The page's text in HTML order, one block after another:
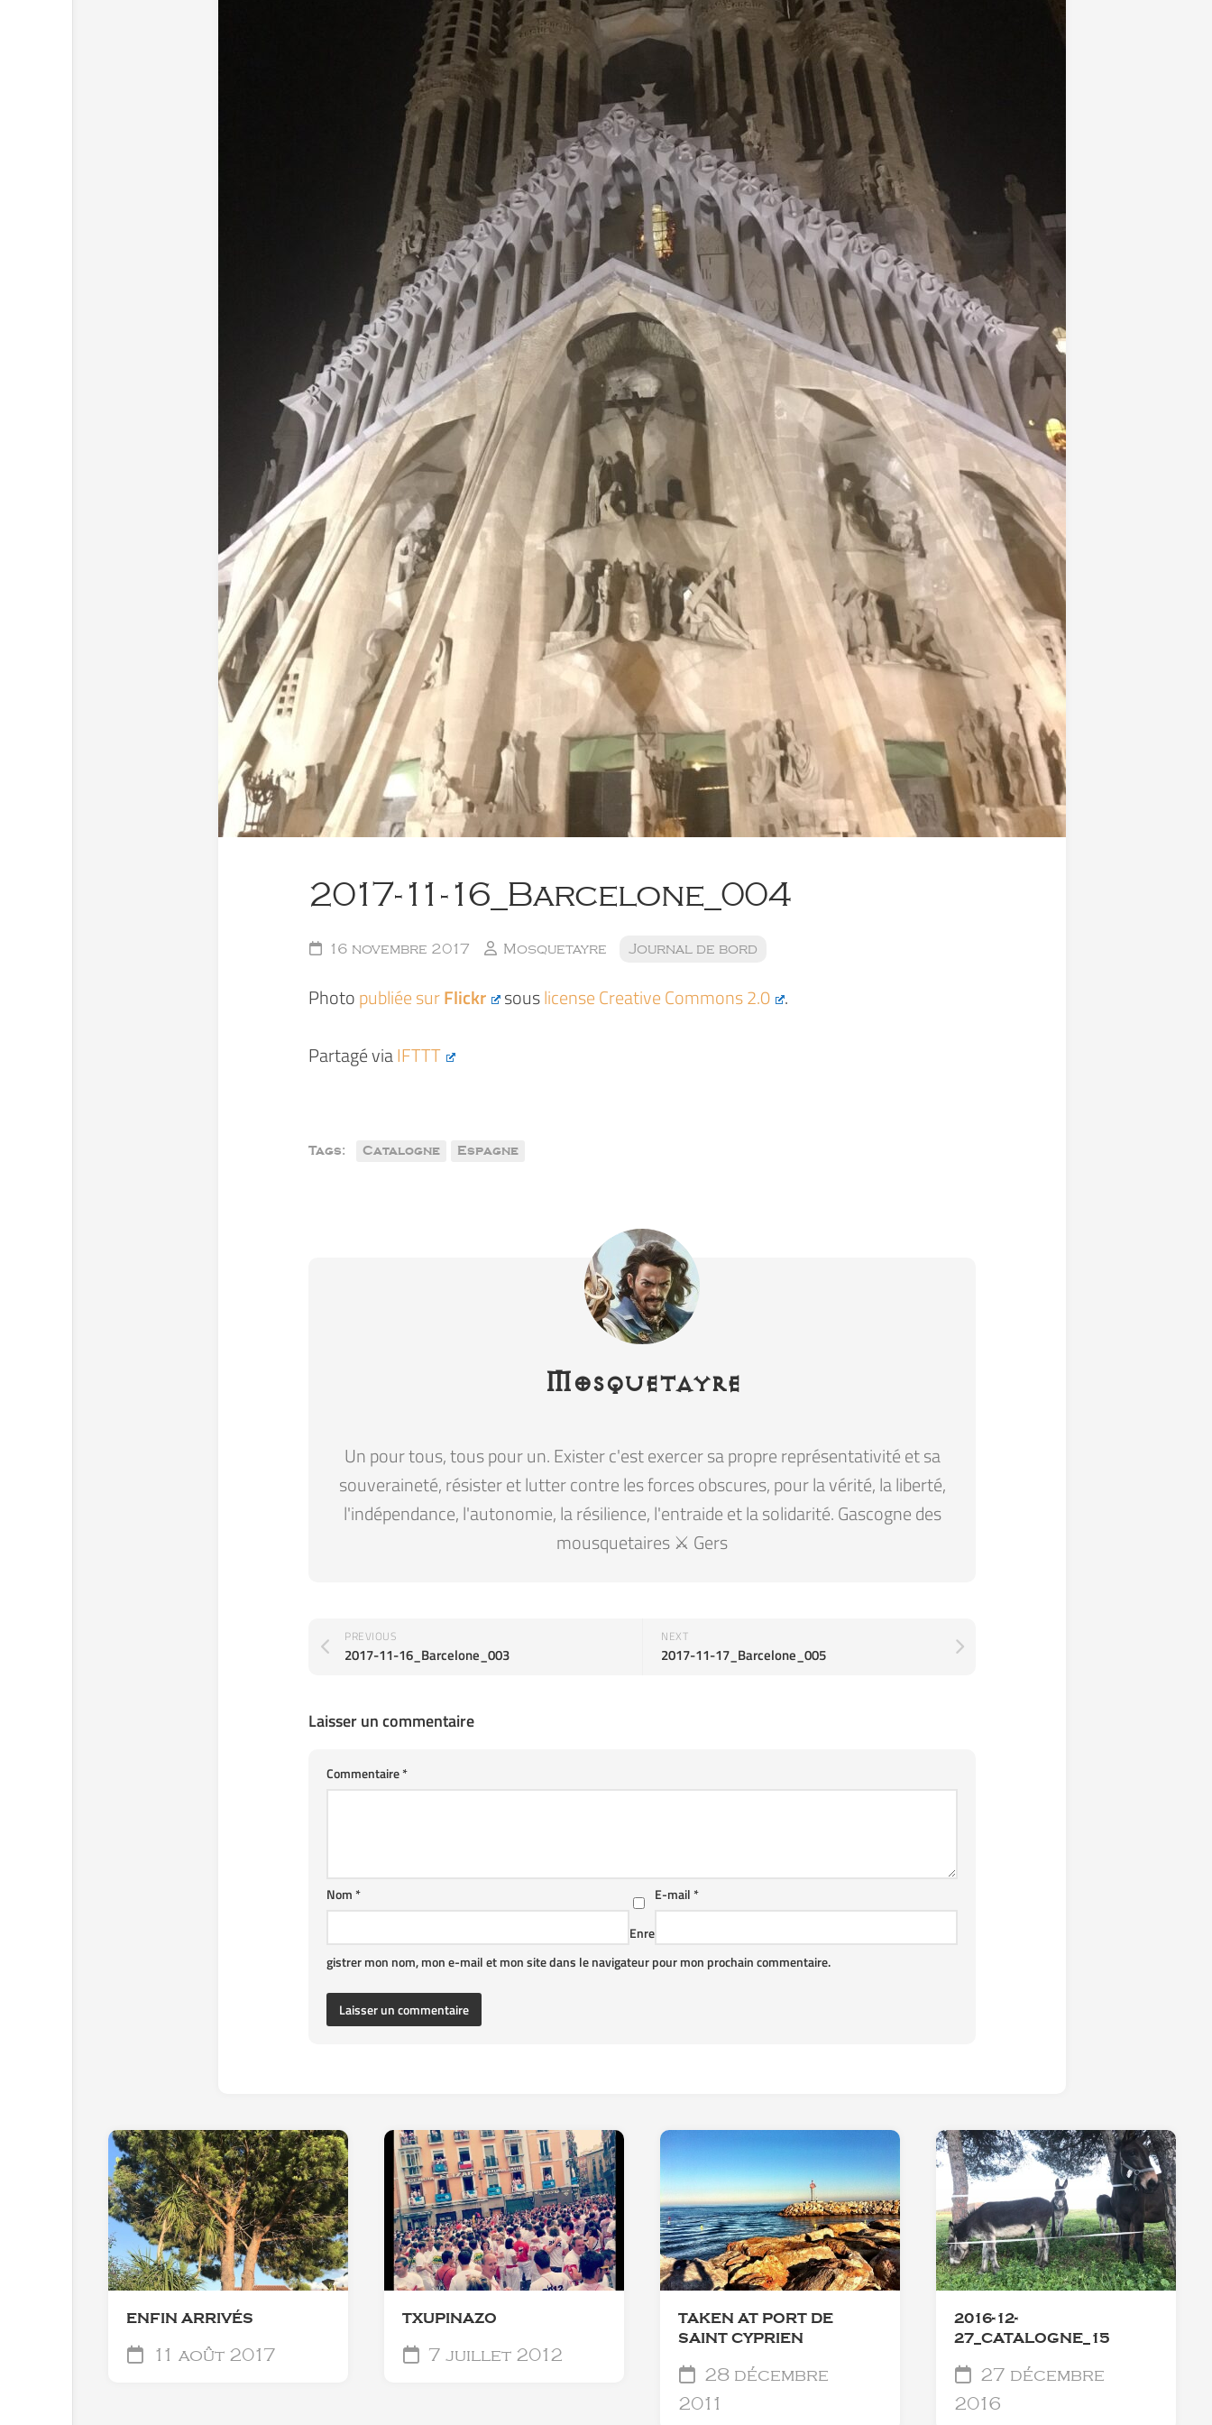
2017-11-16_Barcelone_004
16 novembre 2017 Mosquetayre Journal de bord
Photopubliée surFlickr souslicense Creative Commons 2.0 .
Partagé viaIFTTT
Tags: Catalogne Espagne
Mosquetayre
Un pour tous, tous pour un. Exister c'est exercer sa propre représentativité et sa
souveraineté, résister et lutter contre les forces obscures, pour la vérité, la liberté,
l'indépendance, l'autonomie, la résilience, l'entraide et la solidarité. Gascogne des
mousquetaires ⚔️ Gers
NEXT
2017-11-17_Barcelone_005
PREVIOUS
2017-11-16_Barcelone_003
Laisser un commentaire
Commentaire*
E-mail*
Nom*
Enre
gistrer mon nom, mon e-mail et mon site dans le navigateur pour mon prochain commentaire.
ENFIN ARRIVÉS
11 août 2017
TXUPINAZO
7 juillet 2012
TAKEN AT PORT DE
SAINT CYPRIEN
28 décembre
2011
2016-12-
27_CATALOGNE_15
27 décembre
2016